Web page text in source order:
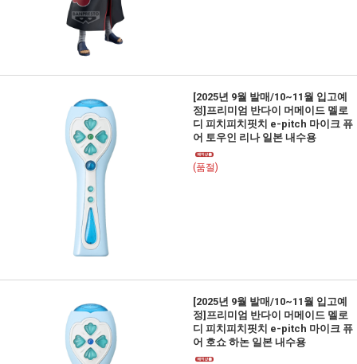
[2025년 9월 발매/10~11월 입고예
정]프리미엄 반다이 머메이드 멜로
디 피치피치핏치 e-pitch 마이크 퓨
어 토우인 리나 일본 내수용
(품절)
[2025년 9월 발매/10~11월 입고예
정]프리미엄 반다이 머메이드 멜로
디 피치피치핏치 e-pitch 마이크 퓨
어 호쇼 하논 일본 내수용